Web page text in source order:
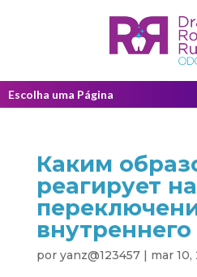
Escolha uma Página
Каким
реагирует на
por yanz@123457| mar 10,